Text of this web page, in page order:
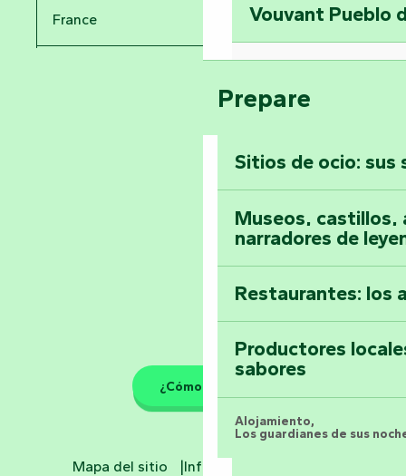
Suba a lo alto de
Vouvant Pueblo
Toda la agenda
Prepare
Sitios de ocio: sus
Museos, castillos,
narradores de
Restaurantes: los
Productores
sabores
Alojamiento,
Los guardianes de sus
France
¿Cómo llegar?
Mapa del sitio Información jurídica